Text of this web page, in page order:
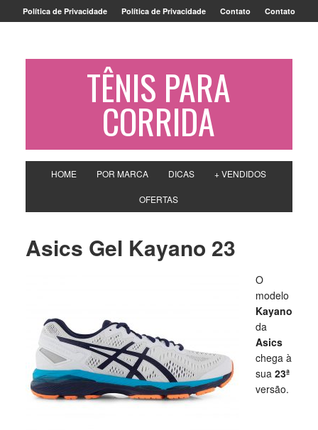
Política de Privacidade Política de Privacidade Contato Contato
TÊNIS PARA
CORRIDA
HOME POR MARCA DICAS + VENDIDOS
OFERTAS
Asics Gel Kayano 23
O
modelo
Kayano
da
Asics
chega à
sua 23ª
versão.